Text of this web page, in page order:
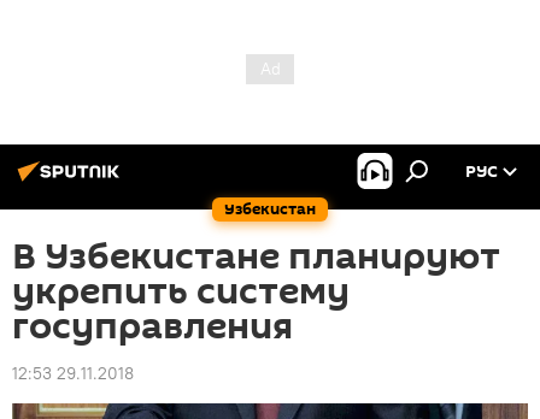
Узбекистан
РУС
В Узбекистане планируют
укрепить систему
госуправления
12:53 29.11.2018